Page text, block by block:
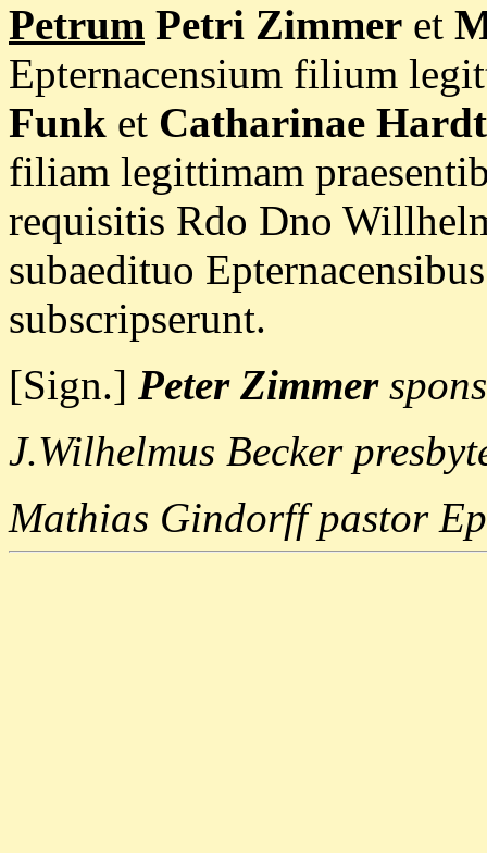
Petrum Petri Zimmer et
Epternacensium filium
Funk et Catharinae Hardt
filiam legittimam
requisitis Rdo Dno
subaedituo
subscripserunt.
[Sign.] Peter Zimmer
J.Wilhelmus Becker
Mathias Gindorff pastor